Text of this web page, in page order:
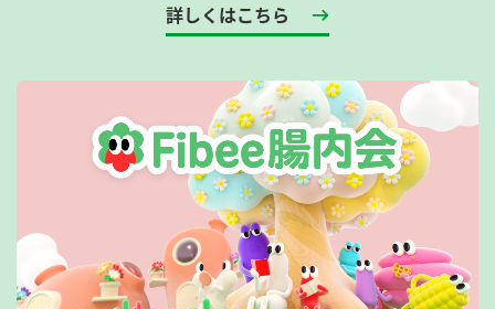
詳しくはこちら